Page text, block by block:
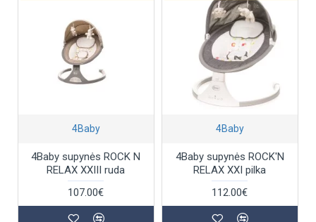
4Baby
4Baby supynės ROCK N
RELAX XXIII ruda
107.00€
4Baby
4Baby supynės ROCK'N
RELAX XXI pilka
112.00€